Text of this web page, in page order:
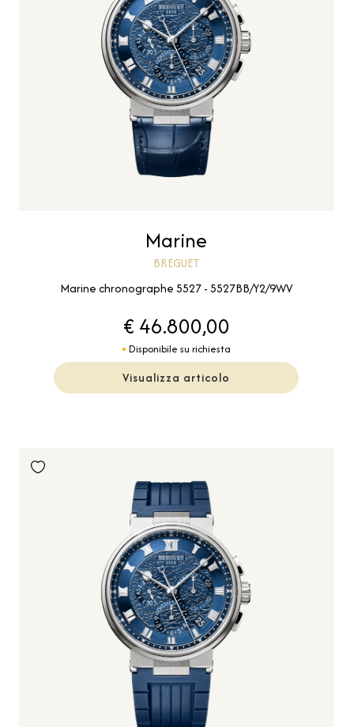
Marine
BREGUET
Marine chronographe 5527 - 5527BB/Y2/9WV
€ 46.800,00
Disponibile su richiesta
Visualizza articolo